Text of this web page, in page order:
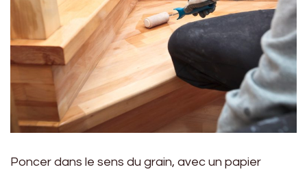
Poncer dans le sens du grain, avec un papier